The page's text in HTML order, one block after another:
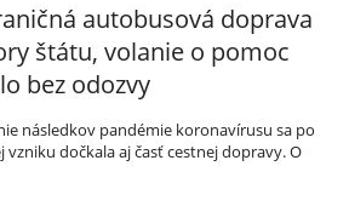
autobusová doprava
štátu, volanie o pomoc
bez odozvy
následkov pandémie koronavírusu sa po
dočkala aj časť cestnej dopravy. O